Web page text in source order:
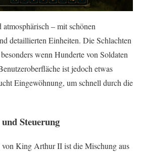
– mit schönen
detaillierten Einheiten. Die Schlachten
wenn Hunderte von Soldaten
ist jedoch etwas
Eingewöhnung, um schnell durch die
Steuerung
von King Arthur II ist die Mischung aus